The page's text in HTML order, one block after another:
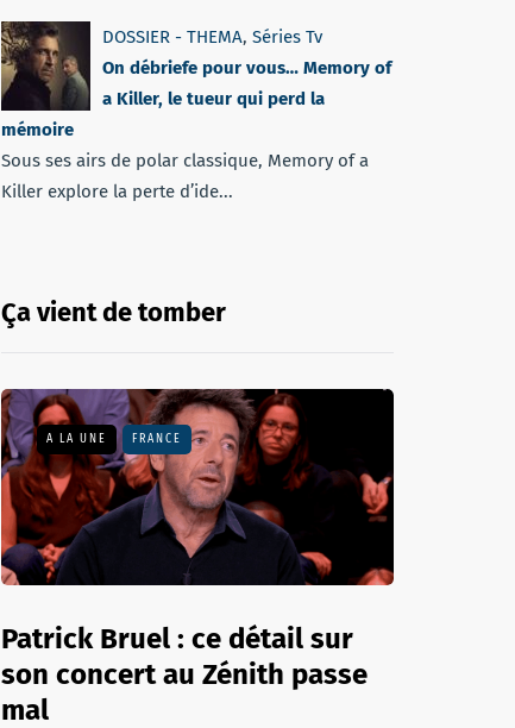
DOSSIER - THEMA, Séries Tv
On débriefe pour vous… Memory of
a Killer, le tueur qui perd la
mémoire
Sous ses airs de polar classique, Memory of a
Killer explore la perte d’ide...
Ça vient de tomber
A LA UNE FRANCE
Patrick Bruel : ce détail sur
son concert au Zénith passe
mal